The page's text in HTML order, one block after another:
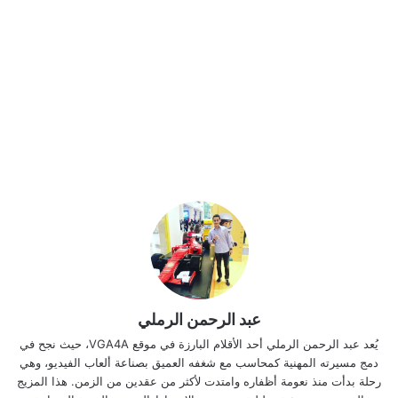
عبد الرحمن الرملي
يُعد عبد الرحمن الرملي أحد الأقلام البارزة في موقع VGA4A، حيث نجح في
دمج مسيرته المهنية كمحاسب مع شغفه العميق بصناعة ألعاب الفيديو، وهي
رحلة بدأت منذ نعومة أظفاره وامتدت لأكثر من عقدين من الزمن. هذا المزيج